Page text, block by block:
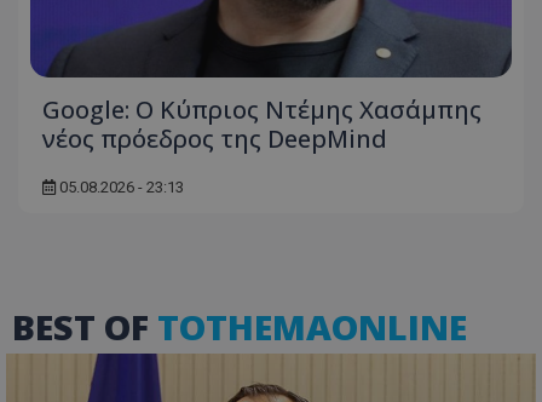
Google: Ο Κύπριος Ντέμης Χασάμπης
νέος πρόεδρος της DeepMind
05.08.2026 - 23:13
BEST OF TOTHEMAONLINE
ASP.NET_SessionId